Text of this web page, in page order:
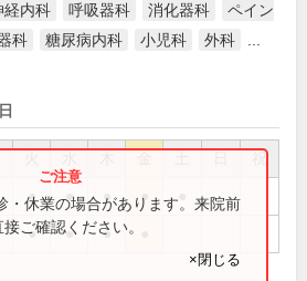
経内科 呼吸器科 消化器科
ペイン
科 糖尿病内科 小児科 外科
祝
● ● ● ●
● ● ●
・休業の場合があります。来院前
ご確認ください。
×閉じる